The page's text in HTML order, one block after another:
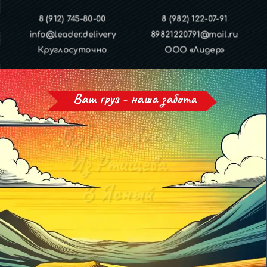
8 (912) 745-80-00 8 (982) 122-07-91
info@leader.delivery 89821220791@mail.ru
Круглосуточно ООО «Лидер»
Ваш груз - наша забота
Грузоперевозки
Из Ртищева
В Ясный
И обратно!